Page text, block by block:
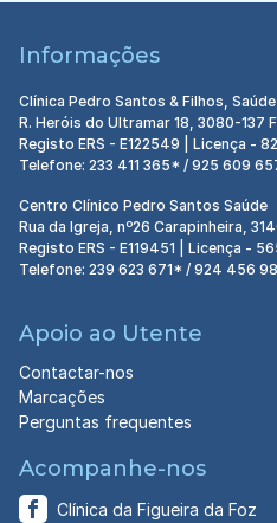
Informações
Clínica Pedro Santos & Filhos,
R. Heróis do Ultramar 18, 3080-137
Registo ERS - E122549 | Licença -
Telefone: 233 411 365* / 925 609
Centro Clínico Pedro Santos Saúde
Rua da Igreja, nº26 Carapinheira,
Registo ERS - E119451 | Licença -
Telefone: 239 623 671* / 924 456
Apoio ao Utente
Contactar-nos
Marcações
Perguntas frequentes
Acompanhe-nos
Clínica da Figueira da Foz